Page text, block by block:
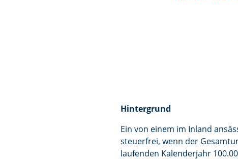
Hintergrund
Ein von einem im Inland
steuerfrei, wenn der
laufenden Kalenderjahr